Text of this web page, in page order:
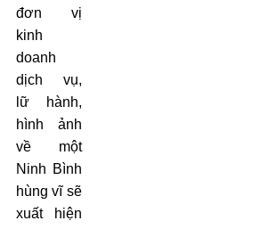
đơn vị
kinh
doanh
dịch vụ,
lữ hành,
hình ảnh
về một
Ninh Bình
hùng vĩ sẽ
xuất hiện